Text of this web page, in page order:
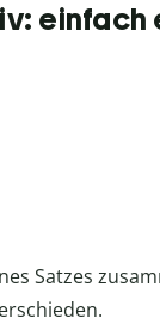
einfach
Satzes